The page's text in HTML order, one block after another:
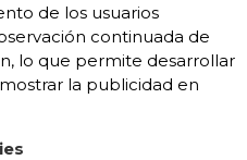
de los usuarios
continuada de
lo que permite desarrollar
la publicidad en